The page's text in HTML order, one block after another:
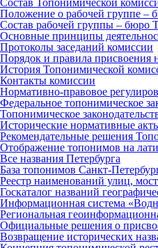
Состав Топонимической
Положение о рабочей группе –
Состав рабочей группы – бюро
Основные принципы
Протоколы заседаний комиссии
Порядок и правила присвоения
История Топонимической
Контакты комиссии
Нормативно‑правовое
Федеральное топонимическое
Топонимическое
Исторические нормативные
Рекомендательные решения
Отображение топонимов на
Все названия Петербурга
База топонимов
Реестр наименований улиц,
Госкаталог названий
Информационная система
Региональная
Официальные решения о
Возвращение исторических